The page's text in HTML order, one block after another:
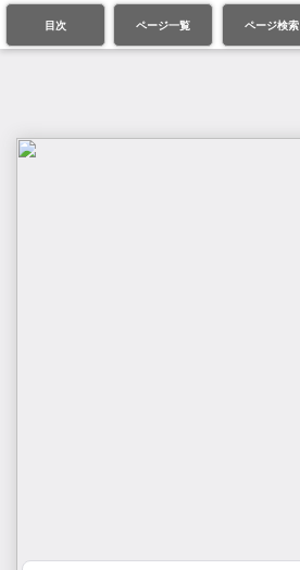
目次 ページ一覧 ページ検索